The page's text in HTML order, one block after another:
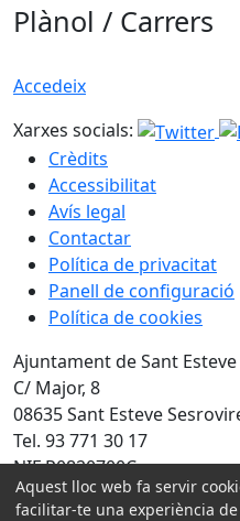
Plànol / Carrers
Accedeix
Xarxes socials:
Crèdits
Accessibilitat
Avís legal
Contactar
Política de privacitat
Panell de configuració
Política de cookies
Ajuntament de Sant
C/ Major, 8
08635 Sant Esteve
Tel. 93 771 30 17
NIF P0820700C
Amb la col·laboració de:
Aquest lloc web fa servir
facilitar-te una experiència